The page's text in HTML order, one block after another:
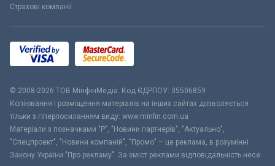
Страхові компанії
© 2008-2026 ТОВ МiнфiнМедiа. Код ЄДРПОУ: 35506859
Копіювання і розміщення матеріалів на інших сайтах дозволяється
тільки з гіперпосиланням виду: www.minfin.com.ua
Матеріали з позначками "Р", "Новини партнерів", "Актуально",
"Спецпроект", "Новини компаній", "Промо" – це реклама, в розумінні
Закону України "Про рекламу". За зміст реклами відповідальність несе